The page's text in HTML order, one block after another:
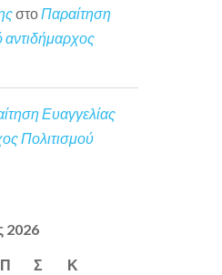
στοΠαραίτηση
Ευαγγελίας
Πολιτισμού
2026
Π Σ
Κ